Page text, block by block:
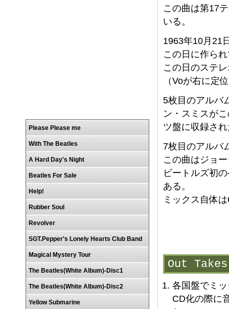
この曲は第17
いる。
1963年10月21
この日に作ら
この日のステ
（Voが右に定
5枚目のアルバ
ン・スミスが
ツ盤に収録さ
7枚目のアルバ
この曲はジョ
ビートルズ初
ある。
ミックス自体
Out Takes
各国盤でミ
CD化の際に
Please Please me
With The Beatles
A Hard Day's Night
Beatles For Sale
Help!
Rubber Soul
Revolver
SGT.Pepper's Lonely Hearts Club Band
Magical Mystery Tour
The Beatles(White Album)-Disc1
The Beatles(White Album)-Disc2
Yellow Submarine